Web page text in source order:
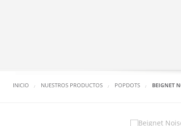
INICIO NUESTROS PRODUCTOS POPDOTS BEIGNET